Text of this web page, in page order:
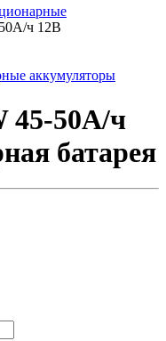
ч 12В
аккумуляторы
45-50А/ч
батарея